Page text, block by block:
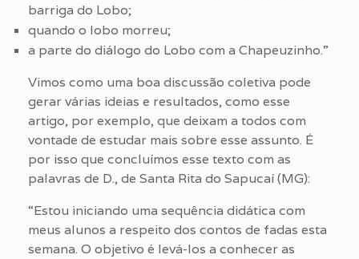
barriga do Lobo;
quando o lobo morreu;
a parte do diálogo do Lobo com a Chapeuzinho.”
Vimos como uma boa discussão coletiva pode
gerar várias ideias e resultados, como esse
artigo, por exemplo, que deixam a todos com
vontade de estudar mais sobre esse assunto. É
por isso que concluímos esse texto com as
palavras de D., de Santa Rita do Sapucaí (MG):
“Estou iniciando uma sequência didática com
meus alunos a respeito dos contos de fadas esta
semana. O objetivo é levá-los a conhecer as